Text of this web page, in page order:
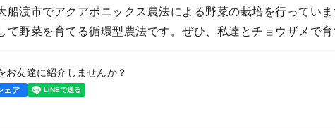
船渡市でアクアポニックス農法による野菜の栽培を行ってい
て野菜を育てる循環型農法です。ぜひ、私達とチョウザメで
お友達に紹介しませんか？
ェア